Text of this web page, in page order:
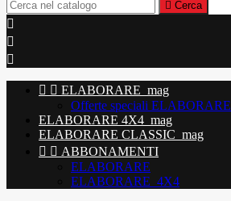
 Cerca



  ELABORARE_mag
Offerte speciali ELABORARE
ELABORARE 4X4_mag
ELABORARE CLASSIC_mag
  ABBONAMENTI
ELABORARE
ELABORARE_4X4